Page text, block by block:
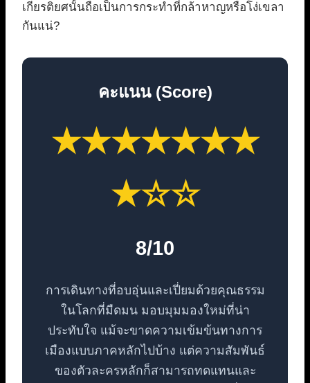
เกียรติยศนั้นถือเป็นการกระทำที่กล้าหาญหรือโง่เขลา
กันแน่?
คะแนน (Score)
★★★★★★★
★☆☆
8/10
การเดินทางที่อบอุ่นและเปี่ยมด้วยคุณธรรม
ในโลกที่มืดมน มอบมุมมองใหม่ที่น่า
ประทับใจ แม้จะขาดความเข้มข้นทางการ
เมืองแบบภาคหลักไปบ้าง แต่ความสัมพันธ์
ของตัวละครหลักก็สามารถทดแทนและ